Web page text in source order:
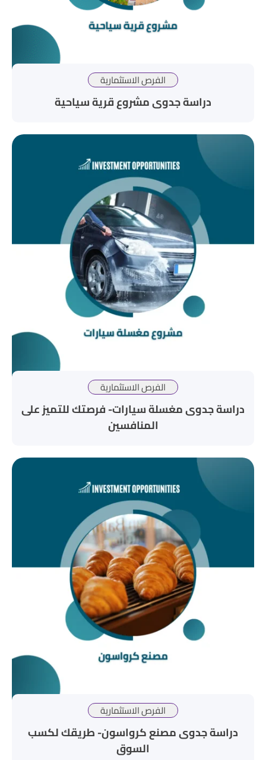
الفرص الاستثمارية
دراسة جدوى مشروع قرية سياحية
الفرص الاستثمارية
دراسة جدوى مغسلة سيارات- فرصتك للتميز على
المنافسين
الفرص الاستثمارية
دراسة جدوى مصنع كرواسون- طريقك لكسب
السوق